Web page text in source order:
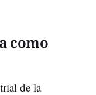
como
de la